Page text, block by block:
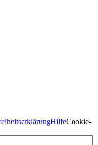
HilfeCookie-